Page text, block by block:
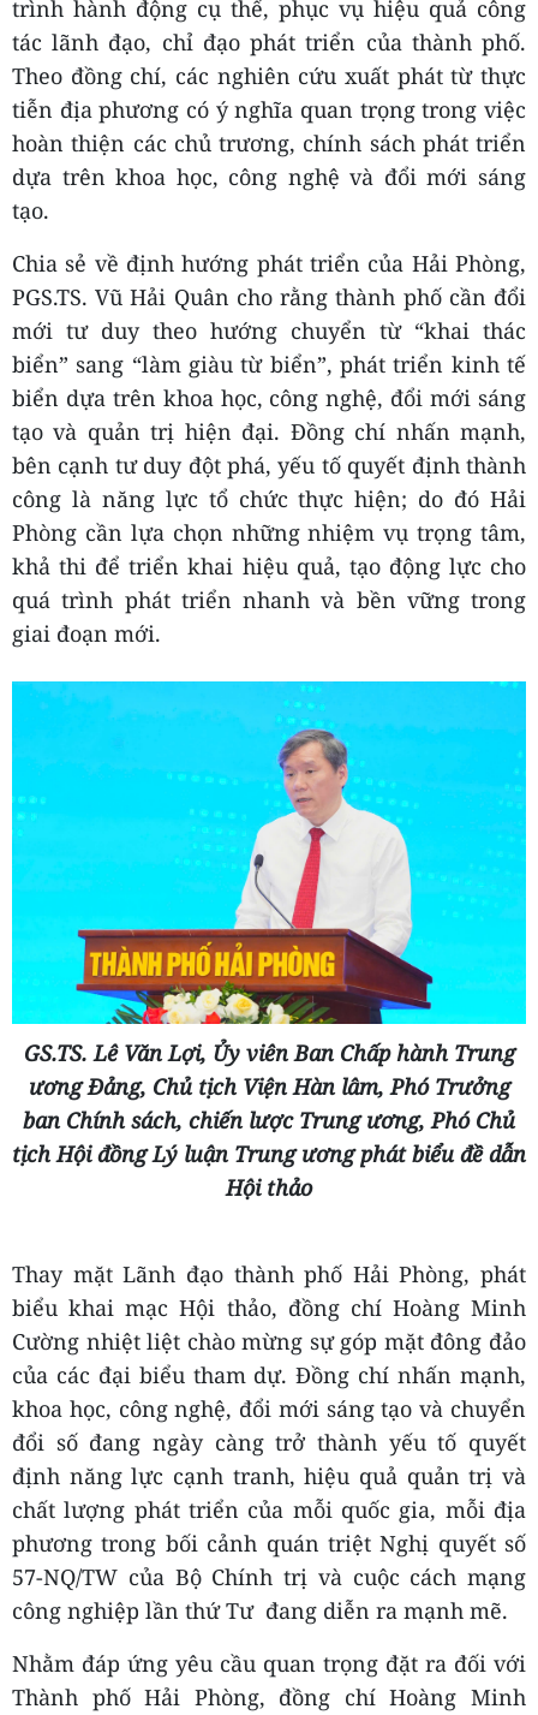
trình hành động cụ thể, phục vụ hiệu quả công
tác lãnh đạo, chỉ đạo phát triển của thành phố.
Theo đồng chí, các nghiên cứu xuất phát từ thực
tiễn địa phương có ý nghĩa quan trọng trong việc
hoàn thiện các chủ trương, chính sách phát triển
dựa trên khoa học, công nghệ và đổi mới sáng
tạo.
Chia sẻ về định hướng phát triển của Hải Phòng,
PGS.TS. Vũ Hải Quân cho rằng thành phố cần đổi
mới tư duy theo hướng chuyển từ “khai thác
biển” sang “làm giàu từ biển”, phát triển kinh tế
biển dựa trên khoa học, công nghệ, đổi mới sáng
tạo và quản trị hiện đại. Đồng chí nhấn mạnh,
bên cạnh tư duy đột phá, yếu tố quyết định thành
công là năng lực tổ chức thực hiện; do đó Hải
Phòng cần lựa chọn những nhiệm vụ trọng tâm,
khả thi để triển khai hiệu quả, tạo động lực cho
quá trình phát triển nhanh và bền vững trong
giai đoạn mới.
GS.TS. Lê Văn Lợi, Ủy viên Ban Chấp hành Trung
ương Đảng, Chủ tịch Viện Hàn lâm, Phó Trưởng
ban Chính sách, chiến lược Trung ương, Phó Chủ
tịch Hội đồng Lý luận Trung ương phát biểu đề dẫn
Hội thảo
Thay mặt Lãnh đạo thành phố Hải Phòng, phát
biểu khai mạc Hội thảo, đồng chí Hoàng Minh
Cường nhiệt liệt chào mừng sự góp mặt đông đảo
của các đại biểu tham dự. Đồng chí nhấn mạnh,
khoa học, công nghệ, đổi mới sáng tạo và chuyển
đổi số đang ngày càng trở thành yếu tố quyết
định năng lực cạnh tranh, hiệu quả quản trị và
chất lượng phát triển của mỗi quốc gia, mỗi địa
phương trong bối cảnh quán triệt Nghị quyết số
57-NQ/TW của Bộ Chính trị và cuộc cách mạng
công nghiệp lần thứ Tư đang diễn ra mạnh mẽ.
Nhằm đáp ứng yêu cầu quan trọng đặt ra đối với
Thành phố Hải Phòng, đồng chí Hoàng Minh